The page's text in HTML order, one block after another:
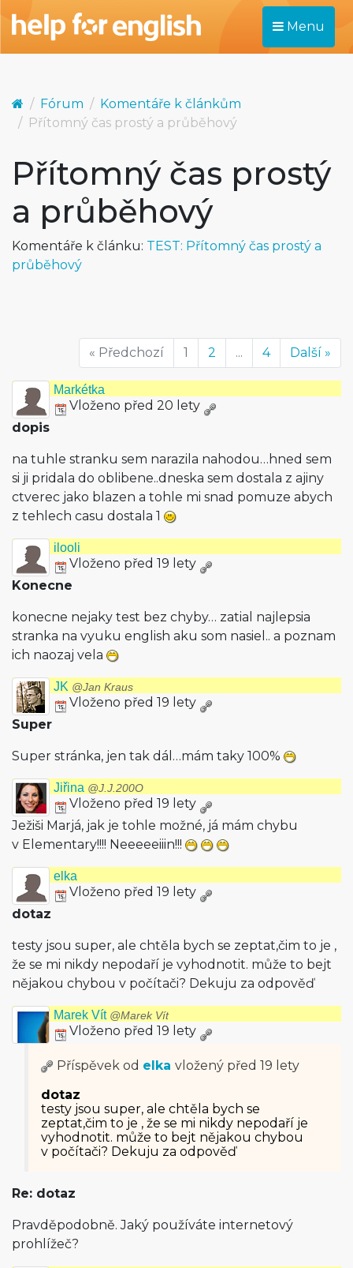
Menu
Fórum
Komentáře k článkům
Přítomný čas prostý a průběhový
Přítomný čas prostý
a průběhový
Komentáře k článku: TEST: Přítomný čas prostý a
průběhový
« Předchozí 1 2 ... 4 Další »
Markétka
Vloženo před 20 lety
dopis
na tuhle stranku sem narazila nahodou…hned sem
si ji pridala do oblibene..dneska sem dostala z ajiny
ctverec jako blazen a tohle mi snad pomuze abych
z tehlech casu dostala 1
ilooli
Vloženo před 19 lety
Konecne
konecne nejaky test bez chyby… zatial najlepsia
stranka na vyuku english aku som nasiel.. a poznam
ich naozaj vela
JK @Jan Kraus
Vloženo před 19 lety
Super
Super stránka, jen tak dál…mám taky 100%
Jiřina @J.J.200O
Vloženo před 19 lety
Ježiši Marjá, jak je tohle možné, já mám chybu
v Elementary!!!! Neeeeeiiin!!!
elka
Vloženo před 19 lety
dotaz
testy jsou super, ale chtěla bych se zeptat,čim to je ,
že se mi nikdy nepodaří je vyhodnotit. může to bejt
nějakou chybou v počítači? Dekuju za odpověď
Marek Vít @Marek Vít
Vloženo před 19 lety
Příspěvek od elka vložený před 19 lety
dotaz
testy jsou super, ale chtěla bych se
zeptat,čim to je , že se mi nikdy nepodaří je
vyhodnotit. může to bejt nějakou chybou
v počítači? Dekuju za odpověď
Re: dotaz
Pravděpodobně. Jaký používáte internetový
prohlížeč?